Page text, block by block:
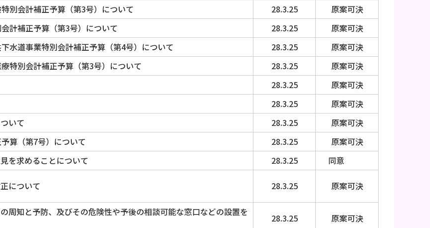
別会計補正予算（第3号）について 28.3.25
原案可決
計補正予算（第3号）について 28.3.25
原案可決
水道事業特別会計補正予算（第4号）について 28.3.25
原案可決
特別会計補正予算（第3号）について 28.3.25
原案可決
28.3.25
原案可決
28.3.25
原案可決
いて 28.3.25
原案可決
算（第7号）について 28.3.25
原案可決
を求めることについて 28.3.25
同意
について 28.3.25 原案可決
周知と予防、及びその危険性や予後の相談可能な窓口などの設置を
28.3.25 原案可決